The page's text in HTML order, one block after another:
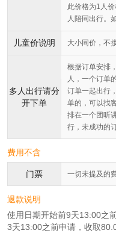
此价格为1人
人陪同出行。
儿童价说明 大小同价，不
多人出行请分
开下单
根据订单安排
人，一个订单
订单一起出行
单的，可以找
排在一个团听
行，未成功的
费用不含
门票 一切未提及的
退款说明
使用日期开始前9天13:00之
3天13:00之前申请，收取